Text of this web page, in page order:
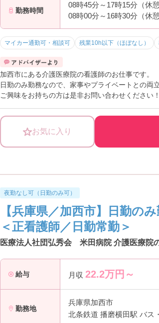
勤務時間
08時45分～17時15分（休憩
08時00分～16時30分（休憩
マイカー通勤可・相談可 残業10h以下（ほぼなし）
加西市にある介護医療院の看護師のお仕事です。
日勤のみ勤務なので、家事やプライベートとの両
ご興味をお持ちの方は是非お問い合わせください！
お気に入り
夜勤なし可（日勤のみ可）
【兵庫県／加西市】日勤の
＜正看護師／日勤常勤＞
医療法人社団弘秀会 米田病院 介護医療院
給与 月収 22.2万円～
勤務地
兵庫県加西市
北条鉄道 播磨横田駅 バス